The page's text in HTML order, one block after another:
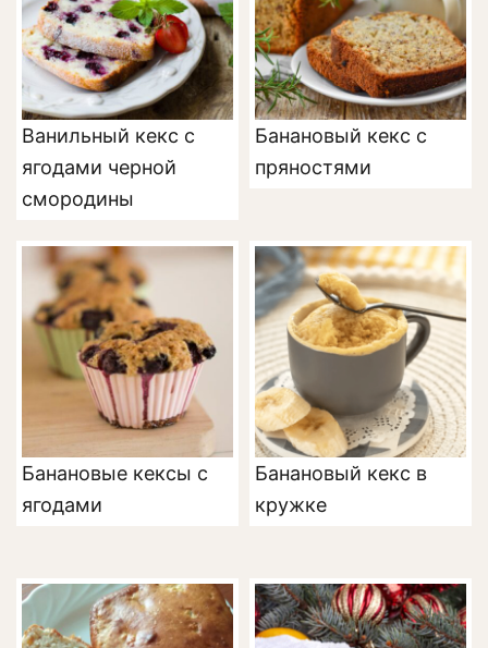
Ванильный кекс с
ягодами черной
смородины
Банановый кекс с
пряностями
Банановые кексы с
ягодами
Банановый кекс в
кружке